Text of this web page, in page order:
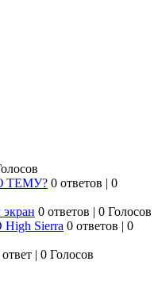
ТЕМУ? 0 ответов | 0
0 ответов | 0 Голосов
High Sierra 0 ответов | 0
ответ | 0 Голосов